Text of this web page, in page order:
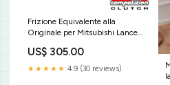
Frizione Equivalente alla
Originale per Mitsubishi Lancer
SKU:5152-STOCK
US$ 305.00
★★★★★ 4.9 (30 reviews)